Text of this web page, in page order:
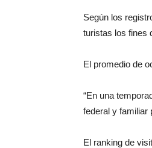
Según los
turistas los fines
El promedio de
“En una
federal y familiar
El ranking de